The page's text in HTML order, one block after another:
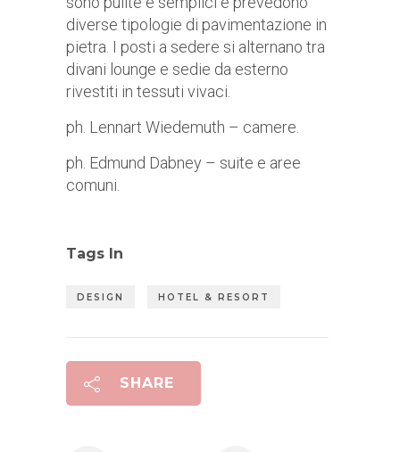
diverse tipologie di pavimentazione in
pietra. I posti a sedere si alternano tra
divani lounge e sedie da esterno
rivestiti in tessuti vivaci.
ph. Lennart Wiedemuth – camere.
ph. Edmund Dabney – suite e aree
comuni.
Tags In
DESIGN HOTEL & RESORT
SHARE